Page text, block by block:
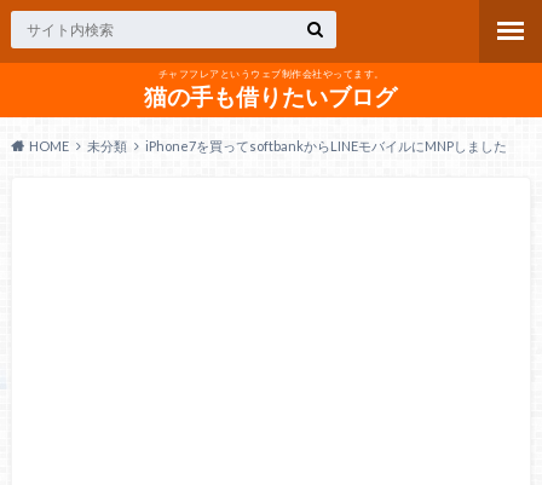
チャフフレアというウェブ制作会社やってます。
猫の手も借りたいブログ
HOME 未分類 iPhone7を買ってsoftbankからLINEモバイルにMNPしました